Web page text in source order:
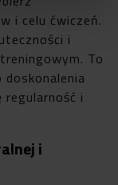
i celu ćwiczeń.
i
To
i
i